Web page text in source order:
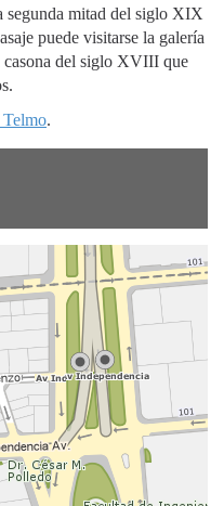
segunda mitad del siglo XIX
puede visitarse la galería
casona del siglo XVIII que
Telmo.